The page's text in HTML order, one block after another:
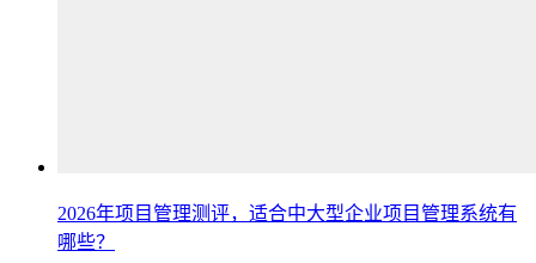
2026年项目管理测评，适合中大型企业项目管理系统有
哪些？